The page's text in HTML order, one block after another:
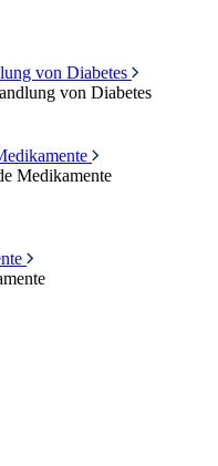
von Diabetes
von Diabetes
Medikamente